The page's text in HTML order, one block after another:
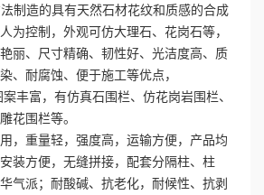
制造的具有天然石材花纹和质感的合成
为控制，外观可仿大理石、花岗石等，
丽、尺寸精确、韧性好、光洁度高、质
、耐腐蚀、便于施工等优点，
丰富，有仿真石围栏、仿花岗岩围栏、
花围栏等。
，重量轻，强度高，运输方便，产品均
装方便，无缝拼接，配套分隔柱、柱
气派；耐酸碱、抗老化，耐候性、抗剥